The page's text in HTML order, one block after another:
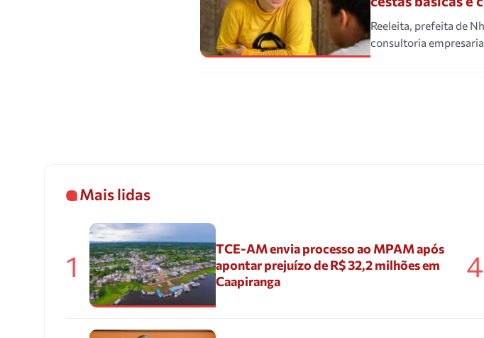
Reeleita, prefeita de
consultoria
Mais lidas
1
TCE-AM envia processo ao MPAM após
apontar prejuízo de R$ 32,2 milhões em
Caapiranga
4